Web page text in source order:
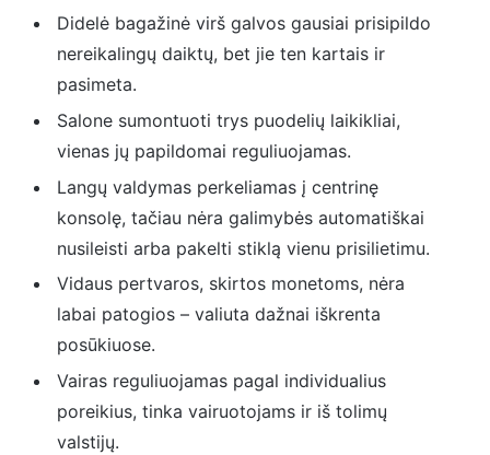
Didelė bagažinė virš galvos gausiai prisipildo
nereikalingų daiktų, bet jie ten kartais ir
pasimeta.
Salone sumontuoti trys puodelių laikikliai,
vienas jų papildomai reguliuojamas.
Langų valdymas perkeliamas į centrinę
konsolę, tačiau nėra galimybės automatiškai
nusileisti arba pakelti stiklą vienu prisilietimu.
Vidaus pertvaros, skirtos monetoms, nėra
labai patogios – valiuta dažnai iškrenta
posūkiuose.
Vairas reguliuojamas pagal individualius
poreikius, tinka vairuotojams ir iš tolimų
valstijų.